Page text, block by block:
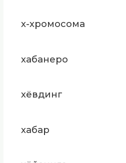
х-хромосома
хабанеро
хёвдинг
хабар